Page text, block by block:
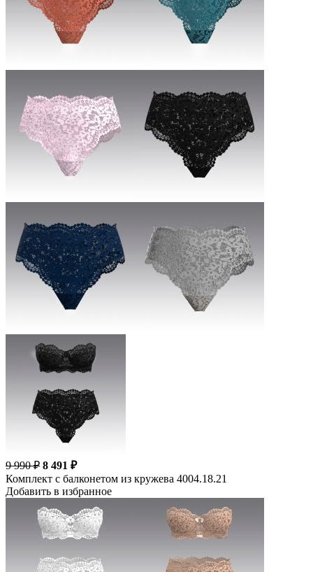
9 990 ₽ 8 491 ₽
Комплект c балконетом из кружева 4004.18.21
Добавить в избранное